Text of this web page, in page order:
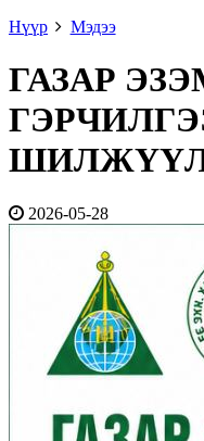
Нүүр
Мэдээ
ГАЗАР
2026-05-28